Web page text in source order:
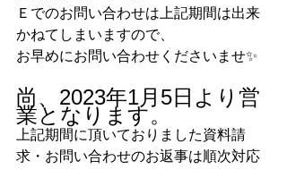
Ｅでのお問い合わせは上記期間は出来
かねてしまいますので、
お早めにお問い合わせくださいませ✨
尚、2023年1月5日より営
業となります。
上記期間に頂いておりました資料請
求・お問い合わせのお返事は順次対応